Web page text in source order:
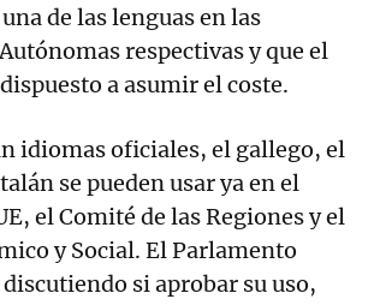
de las lenguas en las
respectivas y que el
a asumir el coste.
idiomas oficiales, el gallego, el
se pueden usar ya en el
el Comité de las Regiones y el
y Social. El Parlamento
si aprobar su uso,